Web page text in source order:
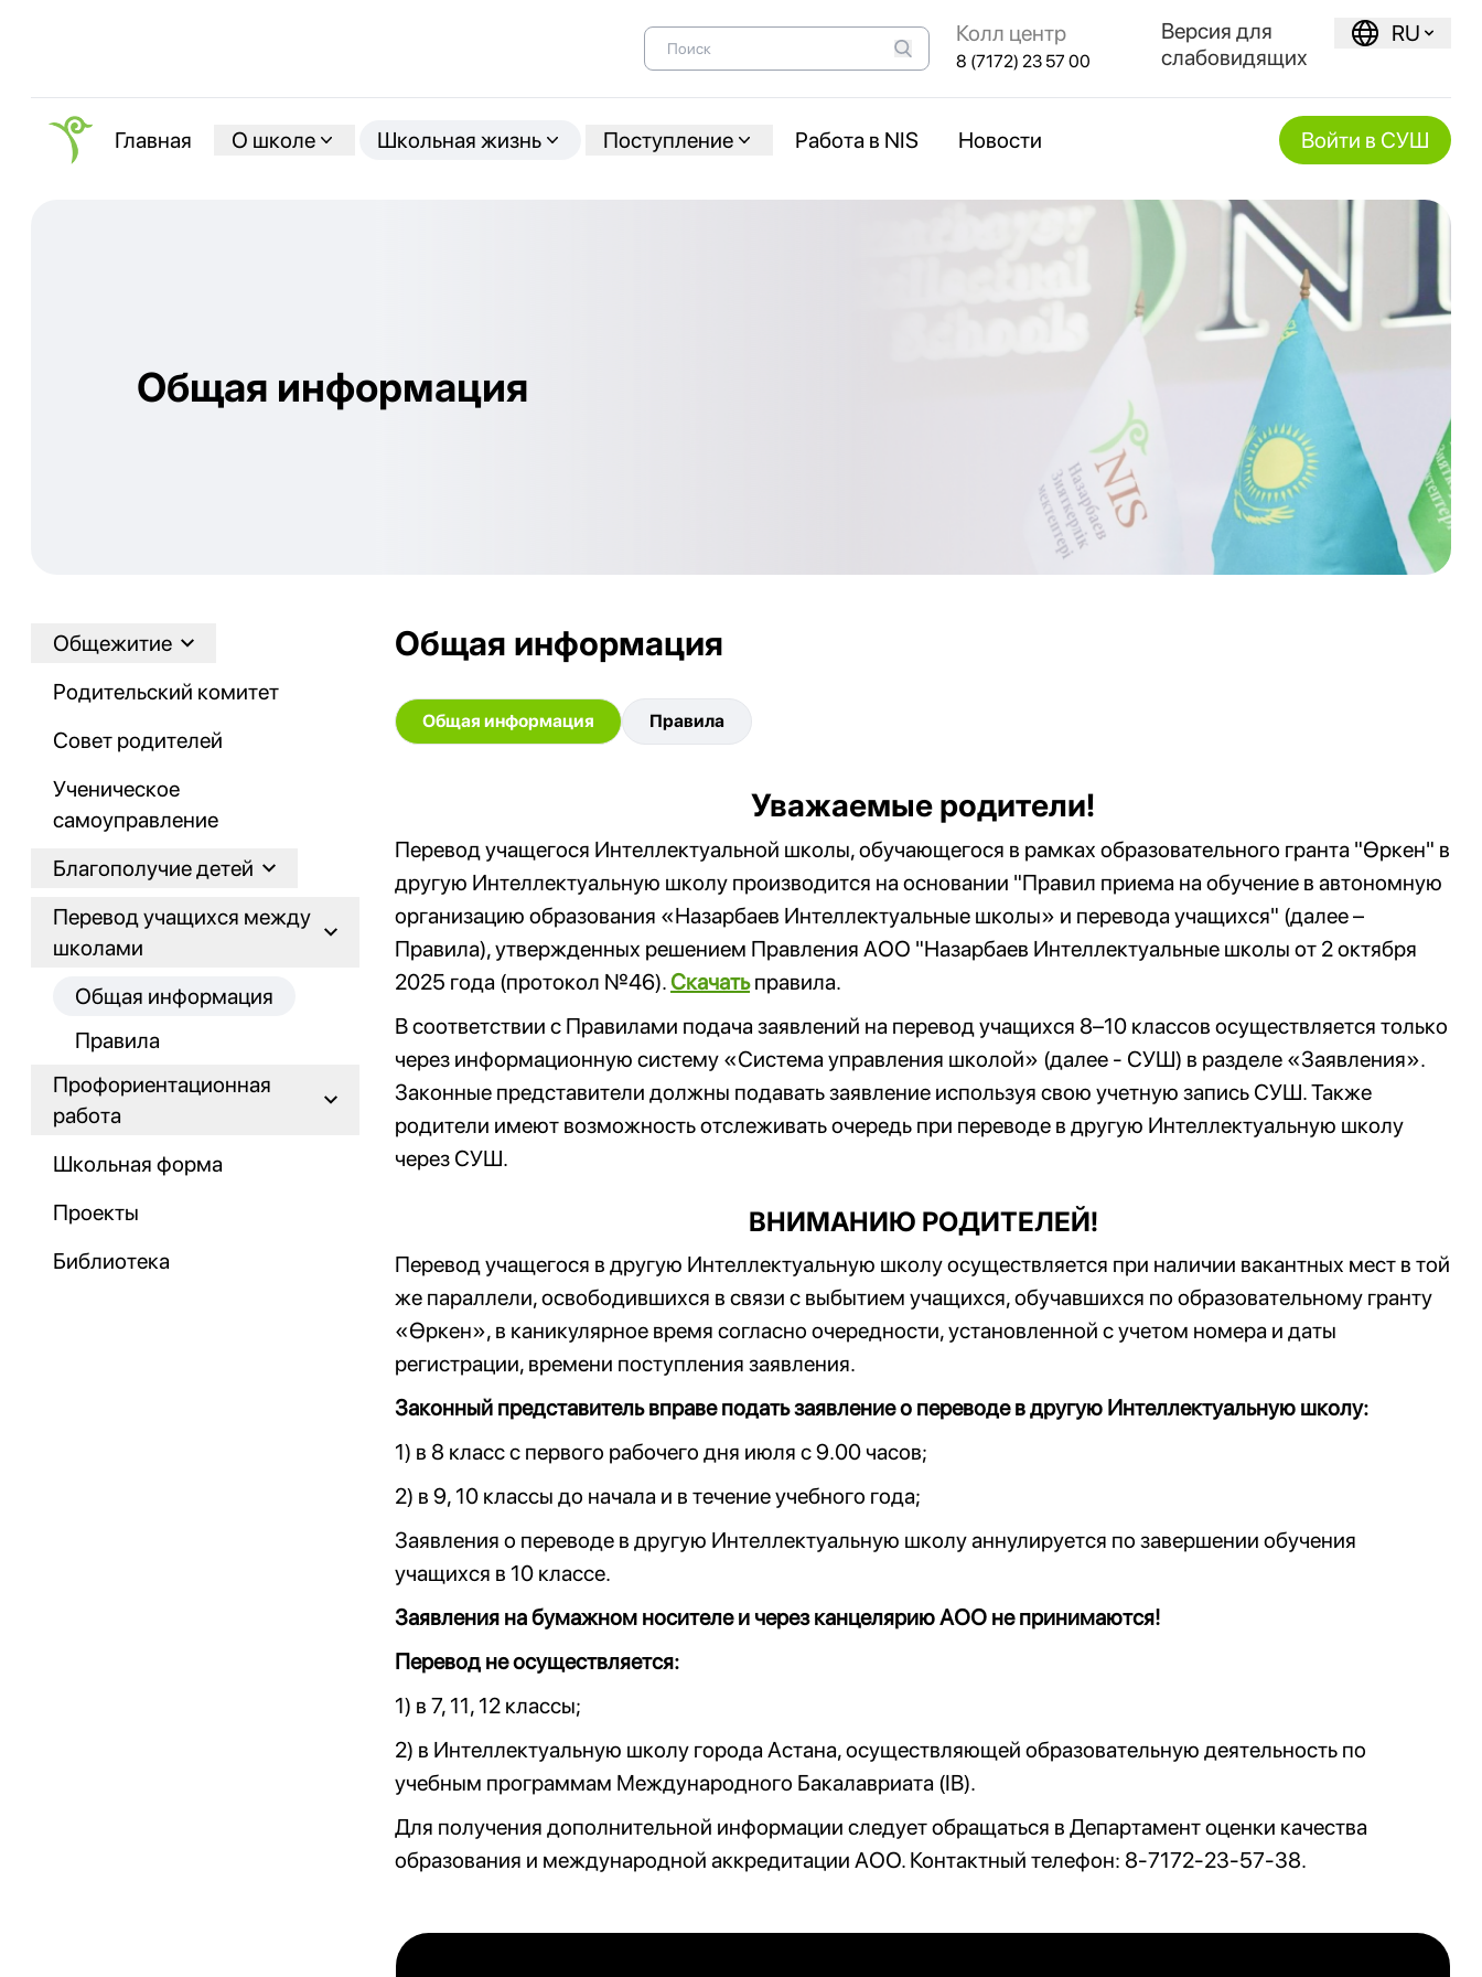
Колл центр
8 (7172) 23 57 00
Версия для
слабовидящих
RU
Главная О школе Школьная жизнь Поступление Работа в NIS Новости Войти в СУШ
Общая информация
Общежитие
Родительский комитет
Совет родителей
Ученическое
самоуправление
Благополучие детей
Перевод учащихся между
школами
Общая информация
Правила
Профориентационная
работа
Школьная форма
Проекты
Библиотека
Общая информация
Общая информация Правила
Уважаемые родители!
Перевод учащегося Интеллектуальной школы, обучающегося в рамках образовательного гранта "Өркен" в
другую Интеллектуальную школу производится на основании "Правил приема на обучение в автономную
организацию образования «Назарбаев Интеллектуальные школы» и перевода учащихся" (далее –
Правила), утвержденных решением Правления АОО "Назарбаев Интеллектуальные школы от 2 октября
2025 года (протокол №46).Cкачатьправила.
В соответствии с Правилами подача заявлений на перевод учащихся 8–10 классов осуществляется только
через информационную систему «Система управления школой» (далее - СУШ) в разделе «Заявления».
Законные представители должны подавать заявление используя свою учетную запись СУШ. Также
родители имеют возможность отслеживать очередь при переводе в другую Интеллектуальную школу
через СУШ.
ВНИМАНИЮ РОДИТЕЛЕЙ!
Перевод учащегося в другую Интеллектуальную школу осуществляется при наличии вакантных мест в той
же параллели, освободившихся в связи с выбытием учащихся, обучавшихся по образовательному гранту
«Өркен», в каникулярное время согласно очередности, установленной с учетом номера и даты
регистрации, времени поступления заявления.
Законный представитель вправе подать заявление о переводе в другую Интеллектуальную школу:
1) в 8 класс с первого рабочего дня июля с 9.00 часов;
2) в 9, 10 классы до начала и в течение учебного года;
Заявления о переводе в другую Интеллектуальную школу аннулируется по завершении обучения
учащихся в 10 классе.
Заявления на бумажном носителе и через канцелярию АОО не принимаются!
Перевод не осуществляется:
1) в 7, 11, 12 классы;
2) в Интеллектуальную школу города Астана, осуществляющей образовательную деятельность по
учебным программам Международного Бакалавриата (ІВ).
Для получения дополнительной информации следует обращаться в Департамент оценки качества
образования и международной аккредитации АОО. Контактный телефон: 8-7172-23-57-38.